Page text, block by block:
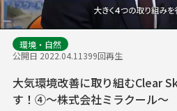
環境・自然
公開日 2022.04.11399回再生
大気環境改善に取り組むClear
す！④～株式会社ミラクール～